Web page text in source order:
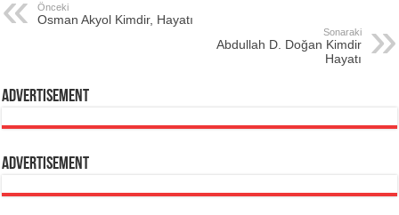
Önceki
Osman Akyol Kimdir, Hayatı
Sonaraki
Abdullah D. Doğan Kimdir
Hayatı
Advertisement
Advertisement